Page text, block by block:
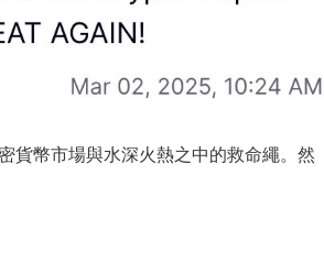
貨幣市場與水深火熱之中的救命繩。然